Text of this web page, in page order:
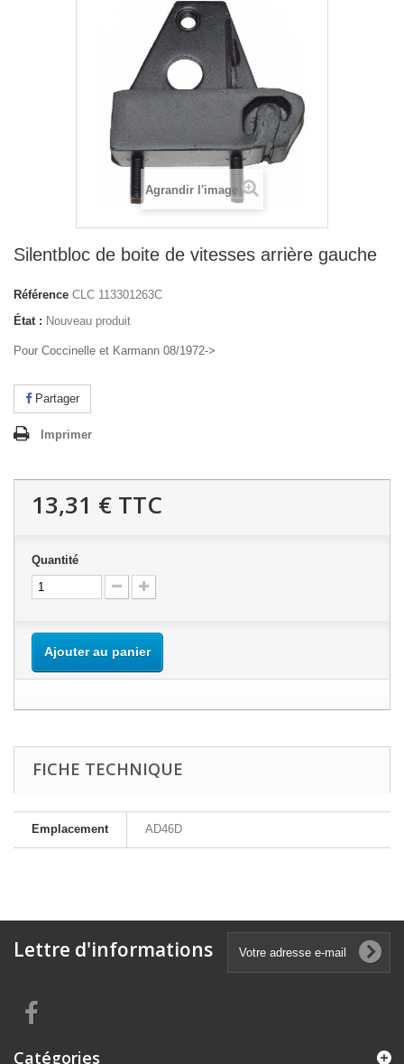
Agrandir l'image
Silentbloc de boite de vitesses arrière gauche
Référence CLC 113301263C
État : Nouveau produit
Pour Coccinelle et Karmann 08/1972->
Partager
Imprimer
13,31 € TTC
Quantité
Ajouter au panier
FICHE TECHNIQUE
Emplacement AD46D
Lettre d'informations
Catégories